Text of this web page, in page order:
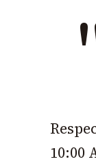
10:00